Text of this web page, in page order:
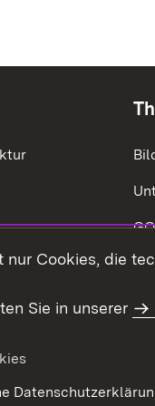
nur Cookies, die
Sie in unserer